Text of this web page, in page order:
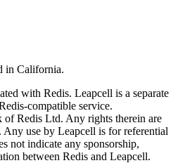
in California.
with Redis. Leapcell is a separate
compatible service.
of Redis Ltd. Any rights therein are
Any use by Leapcell is for referential
not indicate any sponsorship,
between Redis and Leapcell.